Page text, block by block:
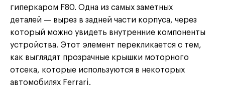
гиперкаром F80. Одна из самых заметных
деталей — вырез в задней части корпуса, через
который можно увидеть внутренние компоненты
устройства. Этот элемент перекликается с тем,
как выглядят прозрачные крышки моторного
отсека, которые используются в некоторых
автомобилях Ferrari.